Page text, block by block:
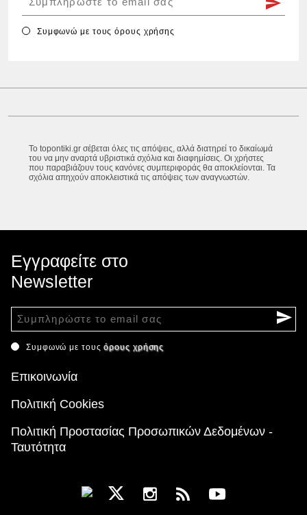
Συμφωνώ με τουςόρους χρήσης
Το topontiki.gr σέβεται όλες τις απόψεις, αλλά διατηρεί το δικαίωμά
του να μην αναρτά υβριστικά σχόλια και διαφημίσεις. Οι χρήστες
που παραβιάζουν τους κανόνες συμπεριφοράς θα αποκλείονται. Τα
σχόλια απηχούν αποκλειστικά τις απόψεις των αναγνωστών.
Εγγραφείτε στο
Newsletter
Συμφωνώ με τουςόρους χρήσης
Επικοινωνία
Πολιτική Cookies
Πολιτική Προστασίας Προσωπικών Δεδομένων -
Ταυτότητα